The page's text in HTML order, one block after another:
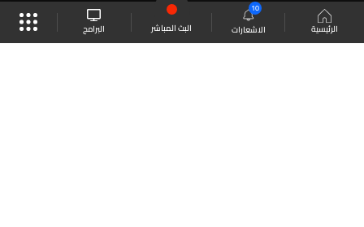
الرئيسية الاشعارات
10
البث المباشر البرامج
موقع البرامج الجدول البث المباشر